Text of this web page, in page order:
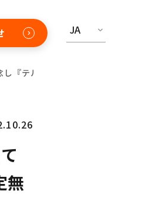
JA
『テルマエ・ロマエⅠ』期間限
無